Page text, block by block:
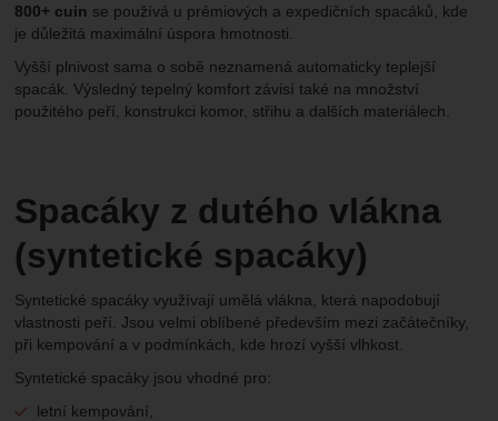
800+ cuin se používá u prémiových a expedičních spacáků, kde
je důležitá maximální úspora hmotnosti.
Vyšší plnivost sama o sobě neznamená automaticky teplejší
spacák. Výsledný tepelný komfort závisí také na množství
použitého peří, konstrukci komor, střihu a dalších materiálech.
Spacáky z dutého vlákna
(syntetické spacáky)
Syntetické spacáky využívají umělá vlákna, která napodobují
vlastnosti peří. Jsou velmi oblíbené především mezi začátečníky,
při kempování a v podmínkách, kde hrozí vyšší vlhkost.
Syntetické spacáky jsou vhodné pro:
letní kempování,